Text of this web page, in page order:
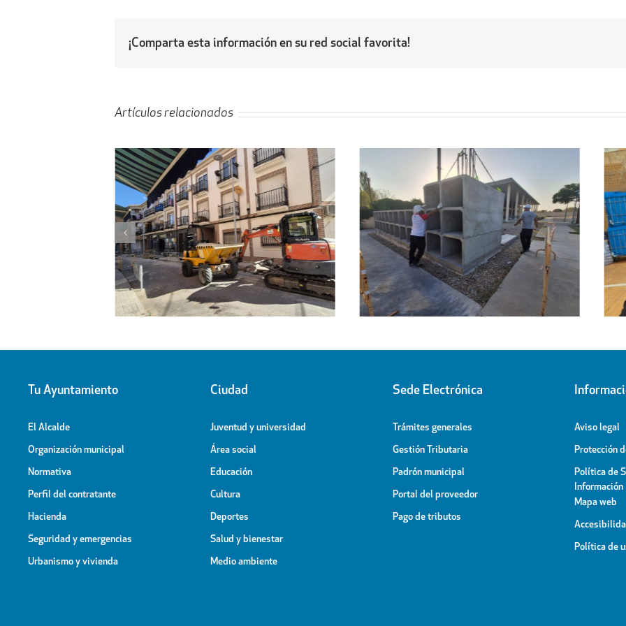
¡Comparta esta información en su red social favorita!
Artículos relacionados
Obras de ampliación del
Cementerio-Tanatorio Municipal
Regresa a sus hogares el centenar
de personas acogidas en el
Pabellón Cubierto
Tu Ayuntamiento
El Alcalde
Organización municipal
Normativa
Perfil del contratante
Hacienda
Seguridad y emergencias
Urbanismo y vivienda
Ciudad
Juventud y universidad
Área social
Educación
Cultura
Deportes
Salud y bienestar
Medio ambiente
Sede Electrónica
Trámites generales
Gestión Tributaria
Padrón municipal
Portal del proveedor
Pago de tributos
Aviso legal
Protección
Política de
Información
Mapa web
Política de